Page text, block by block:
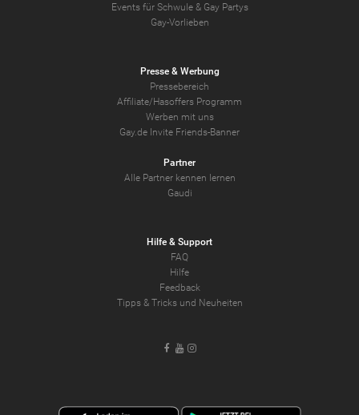
Events für Schwule & Gay Partys
Gay-Vorlieben
Presse & Werbung
Pressebereich
Affiliate/Hasoffers Programm
Werben mit uns
Gay.de Invite Friends-Banner
Partner
Alle Partner kennen lernen
Gaudi
Hilfe & Support
FAQ
Hilfe
Feedback
Tipps & Tricks und Neuheiten
Facebook
YoutubeInstagram